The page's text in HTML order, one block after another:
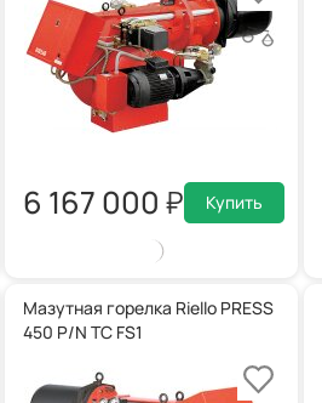
6 167 000 Купить
Мазутная горелка Riello PRESS
450 P/N TC FS1